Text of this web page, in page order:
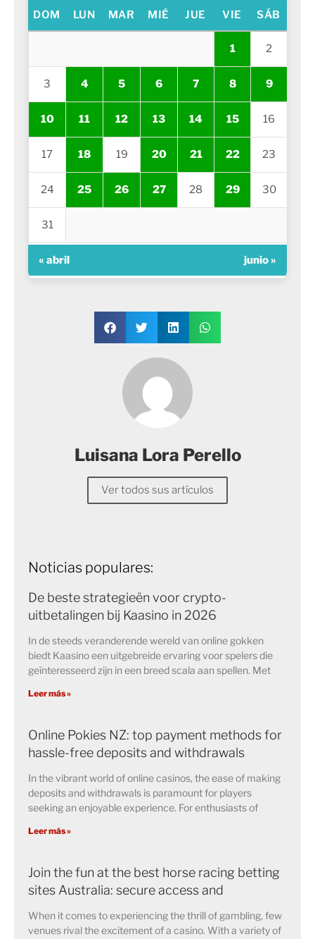
DOM LUN MAR MIÉ JUE VIE SÁB
1 2
3 4 5 6 7 8 9
10 11 12 13 14 15 16
17 18 19 20 21 22 23
24 25 26 27 28 29 30
31
« abril junio »
Luisana Lora Perello
Ver todos sus artículos
Noticias populares:
De beste strategieën voor crypto-
uitbetalingen bij Kaasino in 2026
In de steeds veranderende wereld van online gokken
biedt Kaasino een uitgebreide ervaring voor spelers die
geïnteresseerd zijn in een breed scala aan spellen. Met
Leer más »
Online Pokies NZ: top payment methods for
hassle-free deposits and withdrawals
In the vibrant world of online casinos, the ease of making
deposits and withdrawals is paramount for players
seeking an enjoyable experience. For enthusiasts of
Leer más »
Join the fun at the best horse racing betting
sites Australia: secure access and
When it comes to experiencing the thrill of gambling, few
venues rival the excitement of a casino. With a variety of